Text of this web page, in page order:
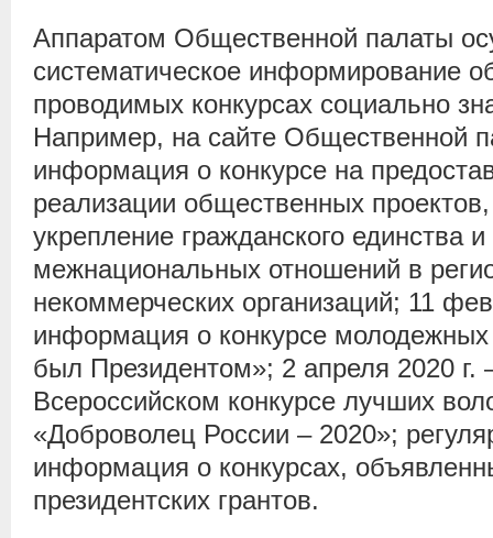
Аппаратом Общественной палаты
систематическое информирование
проводимых конкурсах социально
Например, на сайте Общественной
информация о конкурсе на
реализации общественных
укрепление гражданского единства
межнациональных отношений в
некоммерческих организаций; 11
информация о конкурсе
был Президентом»; 2 апреля 2020
Всероссийском конкурсе лучших
«Доброволец России – 2020»;
информация о конкурсах,
президентских грантов.